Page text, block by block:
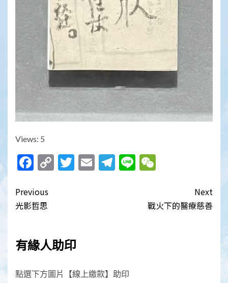
Views: 5
Facebook
CopyTwitter
EmailTelegram
Line
Post
navigation
Previous
光影哲思
Next
戰火下的醫療慈善
有緣人助印
點選下方圖片【線上繳款】助印